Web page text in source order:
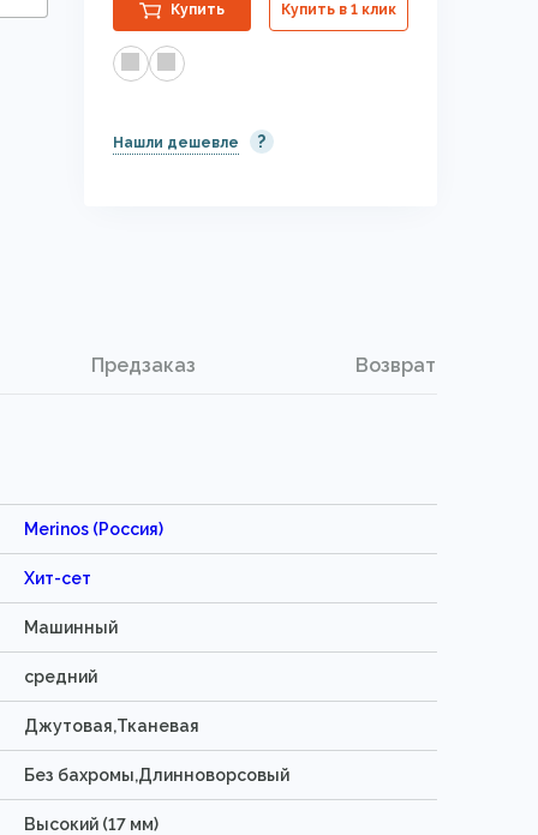
Купить Купить в 1 клик
Нашли дешевле ?
Предзаказ Возврат
Merinos (Россия)
Хит-сет
Машинный
средний
Джутовая,Тканевая
Без бахромы,Длинноворсовый
Высокий (17 мм)